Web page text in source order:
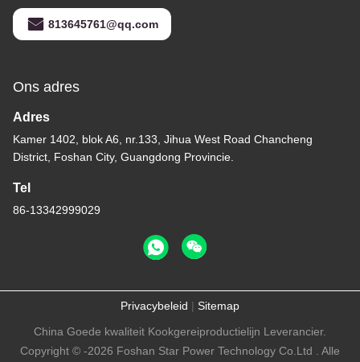
813645761@qq.com
Ons adres
Adres
Kamer 1402, blok A6, nr.133, Jihua West Road Chancheng
District, Foshan City, Guangdong Provincie.
Tel
86-13342999029
Privacybeleid | Sitemap
China Goede kwaliteit Kookgereiproductielijn Leverancier.
Copyright © -2026 Foshan Star Power Technology Co.Ltd . Alle